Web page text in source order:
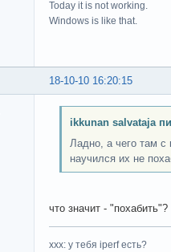
Today it is not working.
Windows is like that.
18-10-10 16:20:15
ikkunan salvataja
Ладно, а чего там с
научился их не
что значит - "похабить"?
ххх: у тебя iperf есть?